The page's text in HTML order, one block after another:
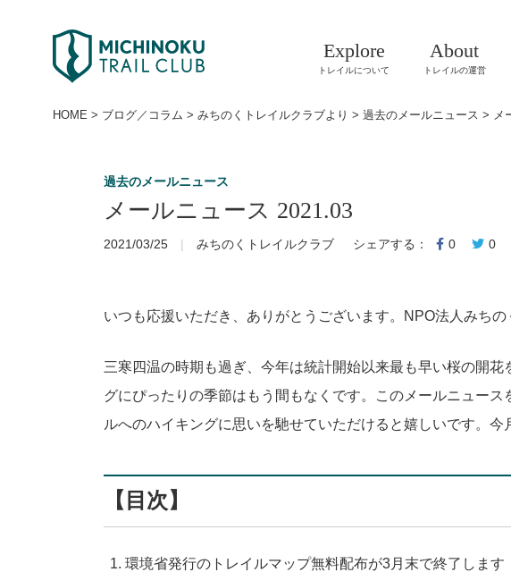
Explore
トレイルについて
About
トレイルの運営
HOME > ブログ／コラム > みちのくトレイルクラブより > 過去のメールニュース > メ
過去のメールニュース
メールニュース 2021.03
2021/03/25 みちのくトレイルクラブ シェアする： 0 0
いつも応援いただき、ありがとうございます。NPO法人みちの
三寒四温の時期も過ぎ、今年は統計開始以来最も早い桜の開
グにぴったりの季節はもう間もなくです。このメールニュー
ルへのハイキングに思いを馳せていただけると嬉しいです。今
【目次】
環境省発行のトレイルマップ無料配布が3月末で終了します